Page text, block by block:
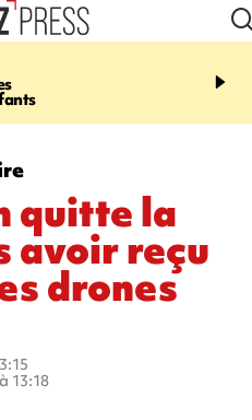
06:04
à La Réunion - des
quitte la
avoir reçu
drones
13:18